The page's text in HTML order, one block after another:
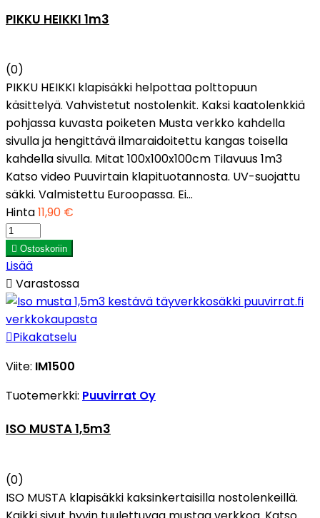
PIKKU HEIKKI 1m3
(0)
PIKKU HEIKKI klapisäkki helpottaa polttopuun
käsittelyä. Vahvistetut nostolenkit. Kaksi kaatolenkkiä
pohjassa kuvasta poiketen Musta verkko kahdella
sivulla ja hengittävä ilmaraidoitettu kangas toisella
kahdella sivulla. Mitat 100x100x100cm Tilavuus 1m3
Katso video Puuvirtain klapituotannosta. UV-suojattu
säkki. Valmistettu Euroopassa. Ei...
Hinta11,90 €
 Ostoskoriin
Lisää
 Varastossa
Pikakatselu
Viite: IM1500
Tuotemerkki: Puuvirrat Oy
ISO MUSTA 1,5m3
(0)
ISO MUSTA klapisäkki kaksinkertaisilla nostolenkeillä.